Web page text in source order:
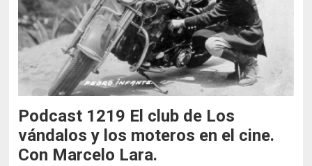
Podcast 1219 El club de Los
vándalos y los moteros en el cine.
Con Marcelo Lara.